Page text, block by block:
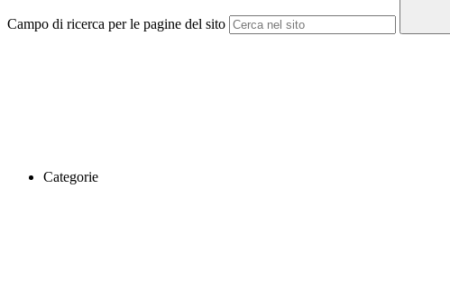
Campo di ricerca per le pagine del sito
Categorie